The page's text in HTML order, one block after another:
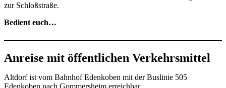
zur Schloßstraße.
Bedient euch…
Anreise mit öffentlichen Verkehrsmittel
Altdorf ist vom Bahnhof Edenkoben mit der Buslinie 505